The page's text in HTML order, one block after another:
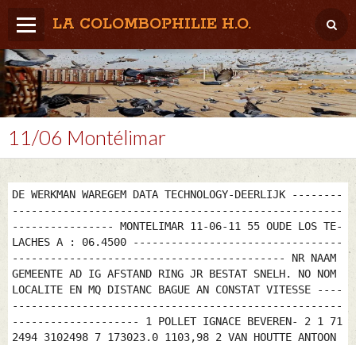
LA COLOMBOPHILIE H.O.
Home
Météo / Het weer
Lâcher / Los
Result. clubs, Provincial, (Inter)National
RFCB / KBDB
11/06 Montélimar
DE WERKMAN WAREGEM DATA TECHNOLOGY-DEERLIJK --------
----------------------------------------------------
---------------- MONTELIMAR 11-06-11 55 OUDE LOS TE-
LACHES A : 06.4500 ---------------------------------
------------------------------------------- NR NAAM
GEMEENTE AD IG AFSTAND RING JR BESTAT SNELH. NO NOM
LOCALITE EN MQ DISTANC BAGUE AN CONSTAT VITESSE ----
----------------------------------------------------
-------------------- 1 POLLET IGNACE BEVEREN- 2 1 71
2494 3102498 7 173023.0 1103,98 2 VAN HOUTTE ANTOON